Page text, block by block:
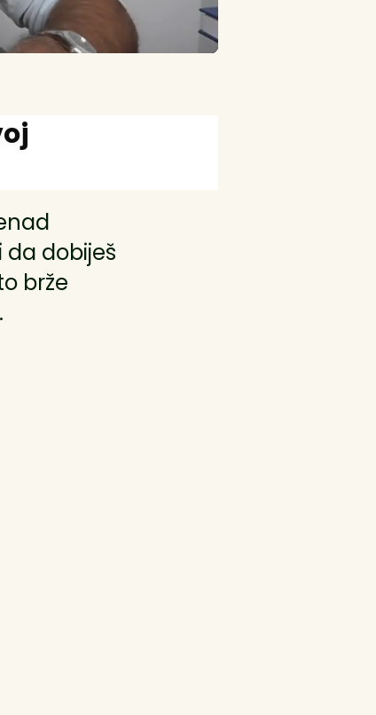
dobiješ
brže